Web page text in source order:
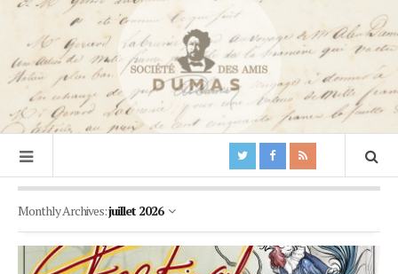
Monthly Archives:juillet 2026